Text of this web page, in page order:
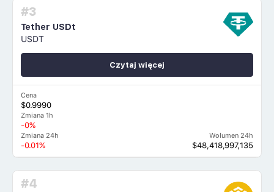
#3
Tether USDt
USDT
Cena
$0.9990
Zmiana 1h
-0%
Zmiana 24h
-0.01%
Wolumen 24h
$48,418,997,135
Czytaj więcej
#4